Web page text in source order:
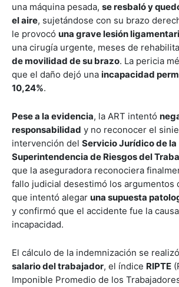
una máquina pesada, se resbaló y
el aire, sujetándose con su brazo
le provocó una grave lesión
una cirugía urgente, meses de
de movilidad de su brazo. La pericia
que el daño dejó una incapacidad
10,24%.
Pese a la evidencia, la ART intentó
responsabilidad y no reconocer el
intervención del Servicio Jurídico de la
Superintendencia de Riesgos del
que la aseguradora reconociera
fallo judicial desestimó los argumentos
que intentó alegar una supuesta
y confirmó que el accidente fue la
incapacidad.
El cálculo de la indemnización se
salario del trabajador, el índice RIPTE
Imponible Promedio de los